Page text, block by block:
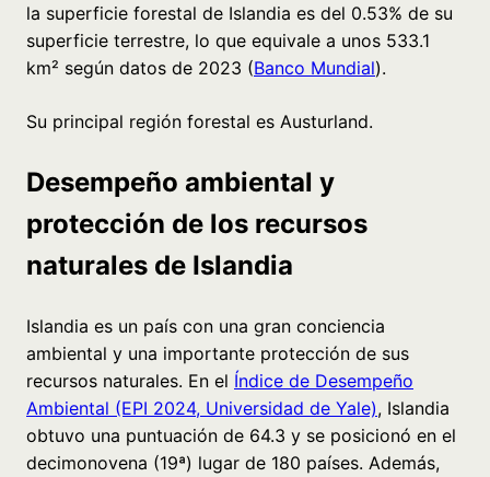
la superficie forestal de Islandia es del 0.53% de su
superficie terrestre, lo que equivale a unos 533.1
km² según datos de 2023 (Banco Mundial).
Su principal región forestal es Austurland.
Desempeño ambiental y
protección de los recursos
naturales de Islandia
Islandia es un país con una gran conciencia
ambiental y una importante protección de sus
recursos naturales. En el Índice de Desempeño
Ambiental (EPI 2024, Universidad de Yale), Islandia
obtuvo una puntuación de 64.3 y se posicionó en el
decimonovena (19ª) lugar de 180 países. Además,